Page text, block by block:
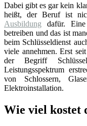
Dabei gibt es gar kein
heißt, der Beruf ist
Ausbildung dafür. Eine
betreiben und das ist
beim Schlüsseldienst
viele annehmen. Erst
der Begriff
Leistungsspektrum
von Schlossern,
Elektroinstallation.
Wie viel kostet